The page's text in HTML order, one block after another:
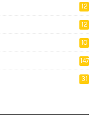
12
12
10
147
31